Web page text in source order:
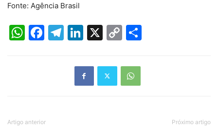
Fonte: Agência Brasil
WhatsApp
Facebook
Telegram
LinkedIn
X
Copy
Artigo anterior Próximo artigo